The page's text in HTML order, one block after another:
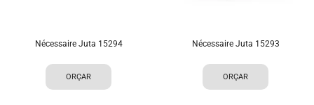
Nécessaire Juta 15294
ORÇAR
Nécessaire Juta 15293
ORÇAR